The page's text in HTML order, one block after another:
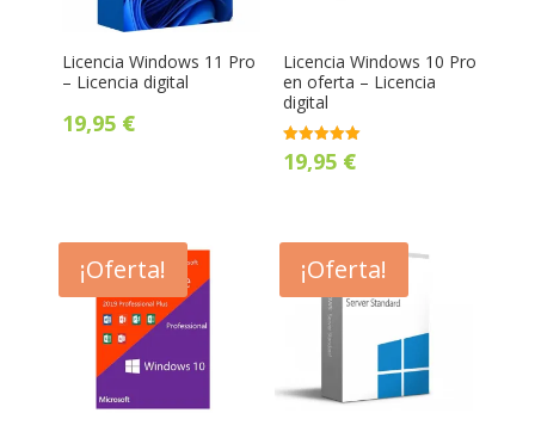
Licencia Windows 11 Pro
– Licencia digital
19,95 €
Licencia Windows 10 Pro
en oferta – Licencia
digital
Valorado
con
19,95 €
¡Oferta! ¡Oferta!